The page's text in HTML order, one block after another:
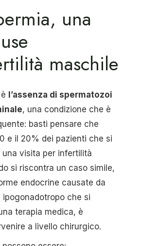
una
maschile
è l’assenza di spermatozoi
, una condizione che è
basti pensare che
e il 20% dei pazienti che si
visita per infertilità
si riscontra un caso simile,
endocrine causate da
ipogonadotropo che si
terapia medica, è
a livello chirurgico.